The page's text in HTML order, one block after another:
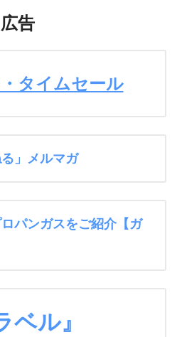
広告
タイムセール
る」メルマガ
パンガスをご紹介【ガ
ベル』